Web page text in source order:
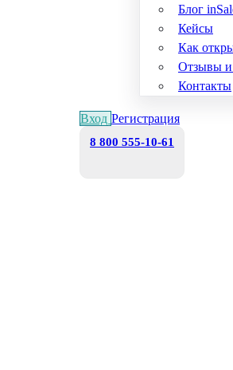
Блог
Кейсы
Как
Отзывы и
Контакты
Вход Регистрация
8 800 555-10-61